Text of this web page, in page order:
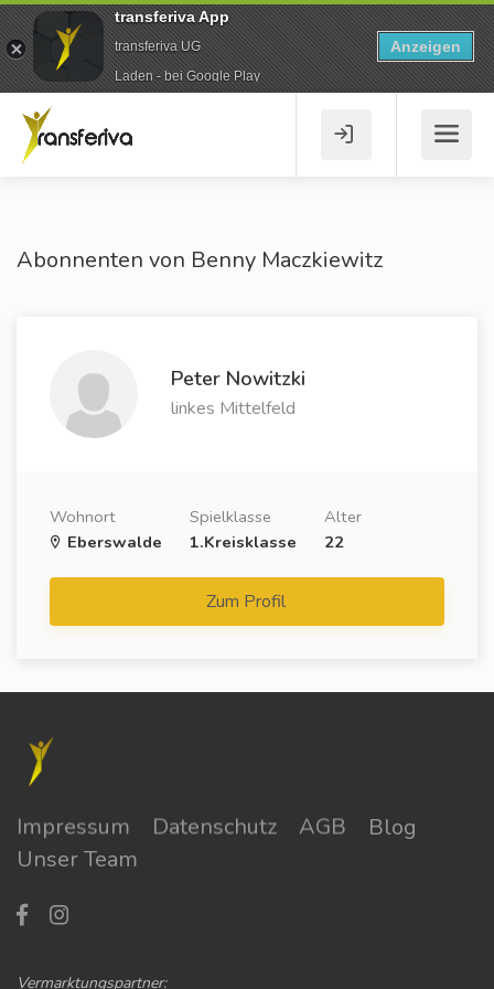
Abonnenten von Benny Maczkiewitz
Peter Nowitzki
linkes Mittelfeld
Wohnort
Eberswalde
Spielklasse
1.Kreisklasse
Alter
22
Zum Profil
Impressum Datenschutz AGB
Blog
Unser Team
Vermarktungspartner:
transferiva App
transferiva UG
Laden - bei Google Play
Anzeigen